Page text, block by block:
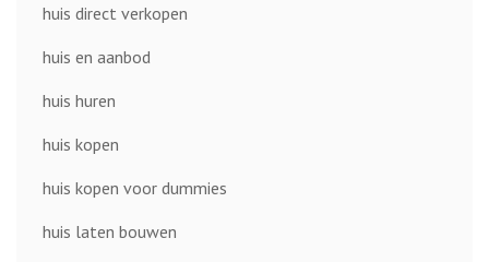
huis direct verkopen
huis en aanbod
huis huren
huis kopen
huis kopen voor dummies
huis laten bouwen